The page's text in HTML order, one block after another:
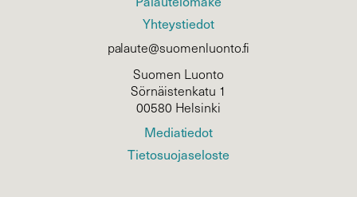
Yhteystiedot
palaute@suomenluonto.fi
Suomen Luonto
Sörnäistenkatu 1
00580 Helsinki
Mediatiedot
Tietosuojaseloste